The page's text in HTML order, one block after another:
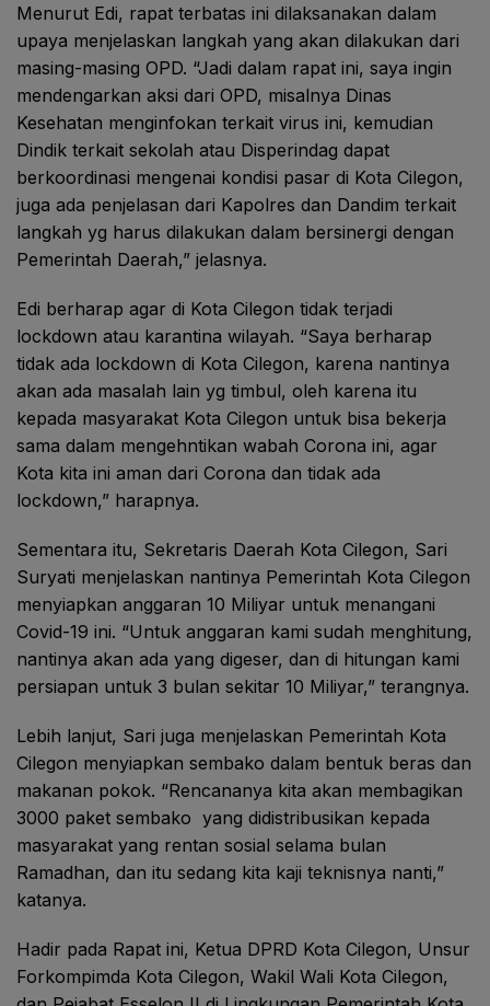
Menurut Edi, rapat terbatas ini dilaksanakan dalam
upaya menjelaskan langkah yang akan dilakukan dari
masing-masing OPD. “Jadi dalam rapat ini, saya ingin
mendengarkan aksi dari OPD, misalnya Dinas
Kesehatan menginfokan terkait virus ini, kemudian
Dindik terkait sekolah atau Disperindag dapat
berkoordinasi mengenai kondisi pasar di Kota Cilegon,
juga ada penjelasan dari Kapolres dan Dandim terkait
langkah yg harus dilakukan dalam bersinergi dengan
Pemerintah Daerah,” jelasnya.
Edi berharap agar di Kota Cilegon tidak terjadi
lockdown atau karantina wilayah. “Saya berharap
tidak ada lockdown di Kota Cilegon, karena nantinya
akan ada masalah lain yg timbul, oleh karena itu
kepada masyarakat Kota Cilegon untuk bisa bekerja
sama dalam mengehntikan wabah Corona ini, agar
Kota kita ini aman dari Corona dan tidak ada
lockdown,” harapnya.
Sementara itu, Sekretaris Daerah Kota Cilegon, Sari
Suryati menjelaskan nantinya Pemerintah Kota Cilegon
menyiapkan anggaran 10 Miliyar untuk menangani
Covid-19 ini. “Untuk anggaran kami sudah menghitung,
nantinya akan ada yang digeser, dan di hitungan kami
persiapan untuk 3 bulan sekitar 10 Miliyar,” terangnya.
Lebih lanjut, Sari juga menjelaskan Pemerintah Kota
Cilegon menyiapkan sembako dalam bentuk beras dan
makanan pokok. “Rencananya kita akan membagikan
3000 paket sembako yang didistribusikan kepada
masyarakat yang rentan sosial selama bulan
Ramadhan, dan itu sedang kita kaji teknisnya nanti,”
katanya.
Hadir pada Rapat ini, Ketua DPRD Kota Cilegon, Unsur
Forkompimda Kota Cilegon, Wakil Wali Kota Cilegon,